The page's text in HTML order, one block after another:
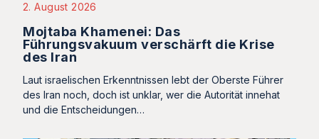
2. August 2026
Mojtaba Khamenei: Das
Führungsvakuum verschärft die Krise
des Iran
Laut israelischen Erkenntnissen lebt der Oberste Führer
des Iran noch, doch ist unklar, wer die Autorität innehat
und die Entscheidungen…